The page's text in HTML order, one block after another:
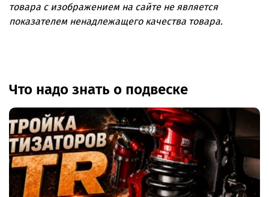
товара с изображением на сайте не является
показателем ненадлежащего качества товара.
Что надо знать о подвеске